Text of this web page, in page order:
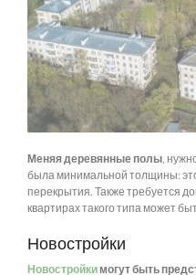
Меняя деревянные полы,
была минимальной толщины:
перекрытия. Также требуется
квартирах такого типа может
Новостройки
Новостройки могут быть